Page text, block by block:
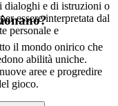
dialoghi e di istruzioni o
essere interpretata dal
personale e
il mondo onirico che
abilità uniche.
aree e progredire
gioco.